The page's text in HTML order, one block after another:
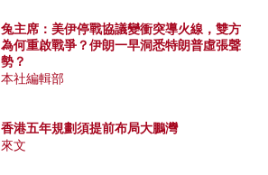
兔主席：美伊停戰協議變衝突導火線，雙方
為何重啟戰爭？伊朗一早洞悉特朗普虛張聲
勢？
本社編輯部
香港五年規劃須提前布局大鵬灣
來文